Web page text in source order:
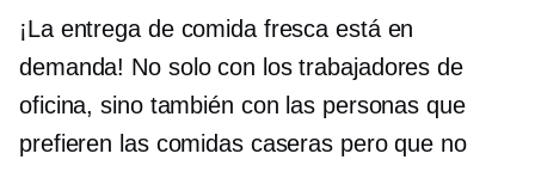
¡La entrega de comida fresca está en
demanda! No solo con los trabajadores de
oficina, sino también con las personas que
prefieren las comidas caseras pero que no